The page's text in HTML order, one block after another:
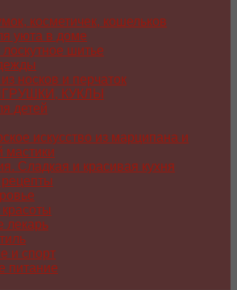
косметичек, кошельков
уюта в доме
лоскутное шитье
носков и перчаток
КУКЛЫ
детей
искусство из марципана и
мастики
Сладкая и красивая кухня
лекарь
и спорт
питание